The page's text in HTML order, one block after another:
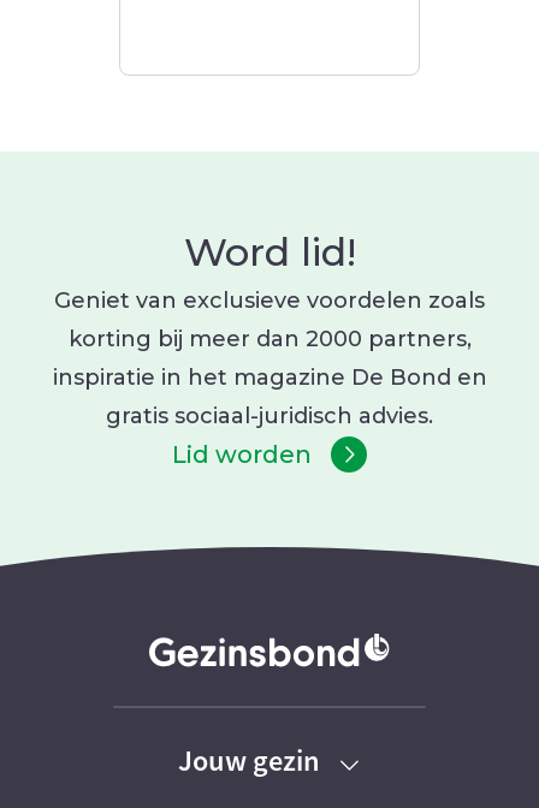
Word lid!
Geniet van exclusieve voordelen zoals
korting bij meer dan 2000 partners,
inspiratie in het magazine De Bond en
gratis sociaal-juridisch advies.
Lid worden
Jouw gezin